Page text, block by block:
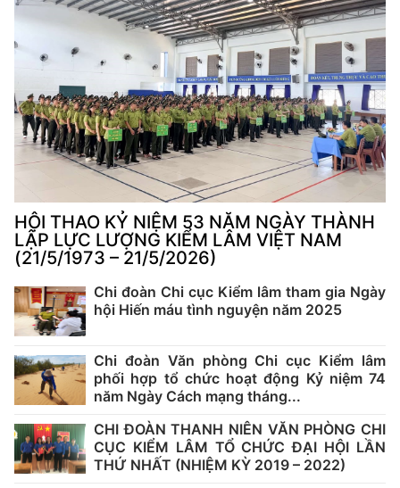
HỘI THAO KỶ NIỆM 53 NĂM NGÀY THÀNH
LẬP LỰC LƯỢNG KIỂM LÂM VIỆT NAM
(21/5/1973 – 21/5/2026)
Chi đoàn Chi cục Kiểm lâm tham gia Ngày
hội Hiến máu tình nguyện năm 2025
Chi đoàn Văn phòng Chi cục Kiểm lâm
phối hợp tổ chức hoạt động Kỷ niệm 74
năm Ngày Cách mạng tháng...
CHI ĐOÀN THANH NIÊN VĂN PHÒNG CHI
CỤC KIỂM LÂM TỔ CHỨC ĐẠI HỘI LẦN
THỨ NHẤT (NHIỆM KỲ 2019 – 2022)